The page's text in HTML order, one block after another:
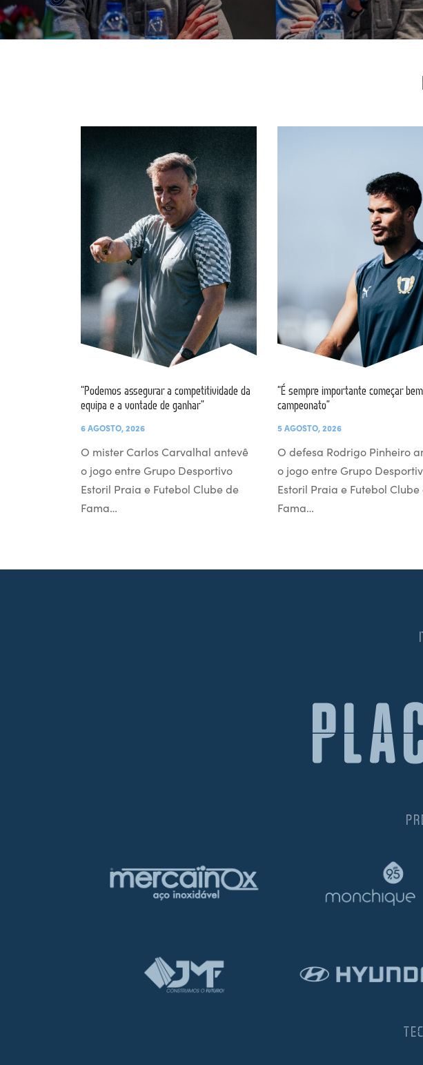
“Podemos assegurar a competitividade da
equipa e a vontade de ganhar”
6 AGOSTO, 2026
O mister Carlos Carvalhal antevê
o jogo entre Grupo Desportivo
Estoril Praia e Futebol Clube de
Fama…
“É sempre importante começar
campeonato”
5 AGOSTO, 2026
O defesa Rodrigo Pinheiro
o jogo entre Grupo
Estoril Praia e Futebol Clube
Fama…